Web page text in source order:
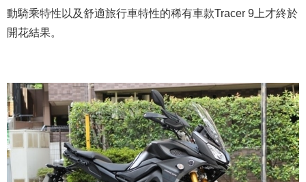
動騎乘特性以及舒適旅行車特性的稀有車款Tracer 9上才終於
開花結果。